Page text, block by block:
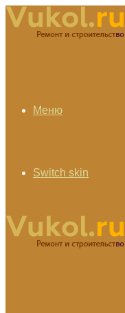
Меню
Switch skin